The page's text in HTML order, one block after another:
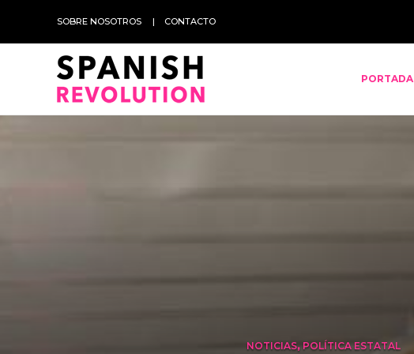
SOBRE NOSOTROS CONTACTO
PORTADA
NOTICIAS, POLÍTICA ESTATAL